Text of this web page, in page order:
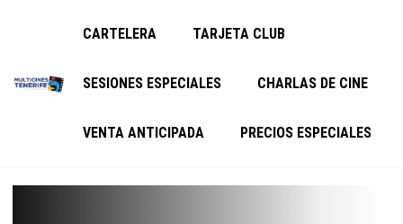
CARTELERA TARJETA CLUB
SESIONES ESPECIALES CHARLAS DE CINE
VENTA ANTICIPADA PRECIOS ESPECIALES